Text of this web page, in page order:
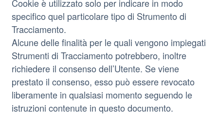
Cookie è utilizzato solo per indicare in modo
specifico quel particolare tipo di Strumento di
Tracciamento.
Alcune delle finalità per le quali vengono impiegati
Strumenti di Tracciamento potrebbero, inoltre
richiedere il consenso dell’Utente. Se viene
prestato il consenso, esso può essere revocato
liberamente in qualsiasi momento seguendo le
istruzioni contenute in questo documento.